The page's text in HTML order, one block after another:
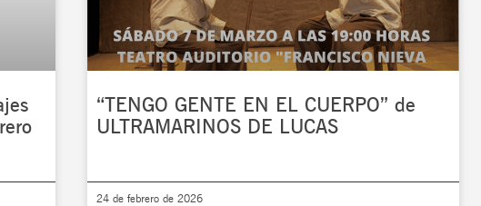
“TENGO GENTE EN EL CUERPO” de
ULTRAMARINOS DE LUCAS
24 de febrero de 2026